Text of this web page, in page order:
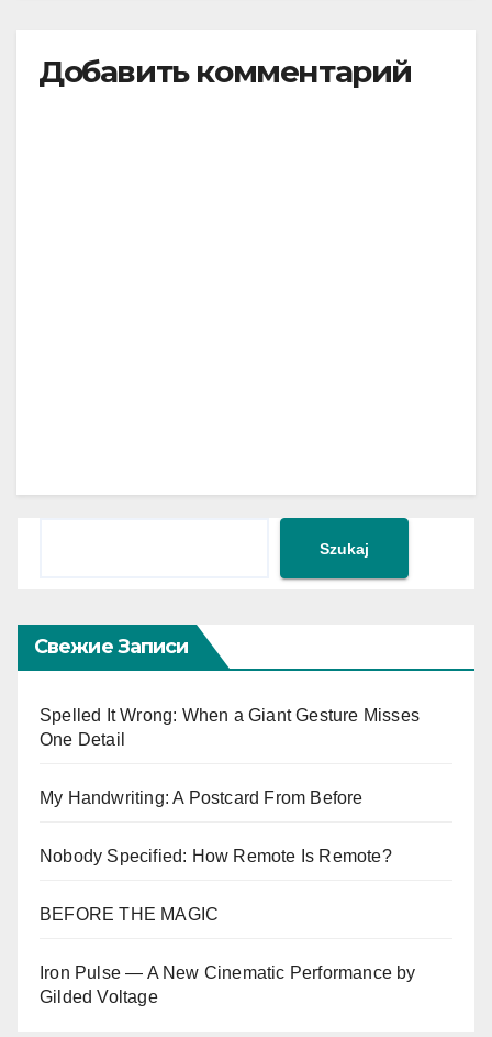
Добавить комментарий
Szukaj
Свежие Записи
Spelled It Wrong: When a Giant Gesture Misses
One Detail
My Handwriting: A Postcard From Before
Nobody Specified: How Remote Is Remote?
BEFORE THE MAGIC
Iron Pulse — A New Cinematic Performance by
Gilded Voltage